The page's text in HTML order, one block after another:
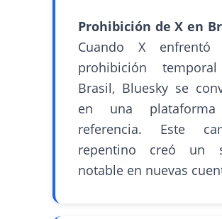
Prohibición de X en
Cuando X enfrentó
prohibición
Brasil, Bluesky se
en una
referencia. Este
repentino creó un
notable en nuevas